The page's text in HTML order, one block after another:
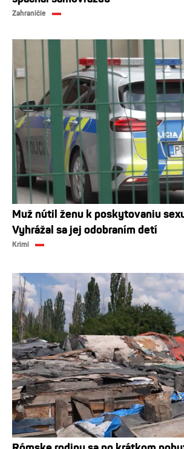
Zahraničie
Muž nútil ženu k poskytovaniu
Vyhrážal sa jej odobraním detí
Krimi